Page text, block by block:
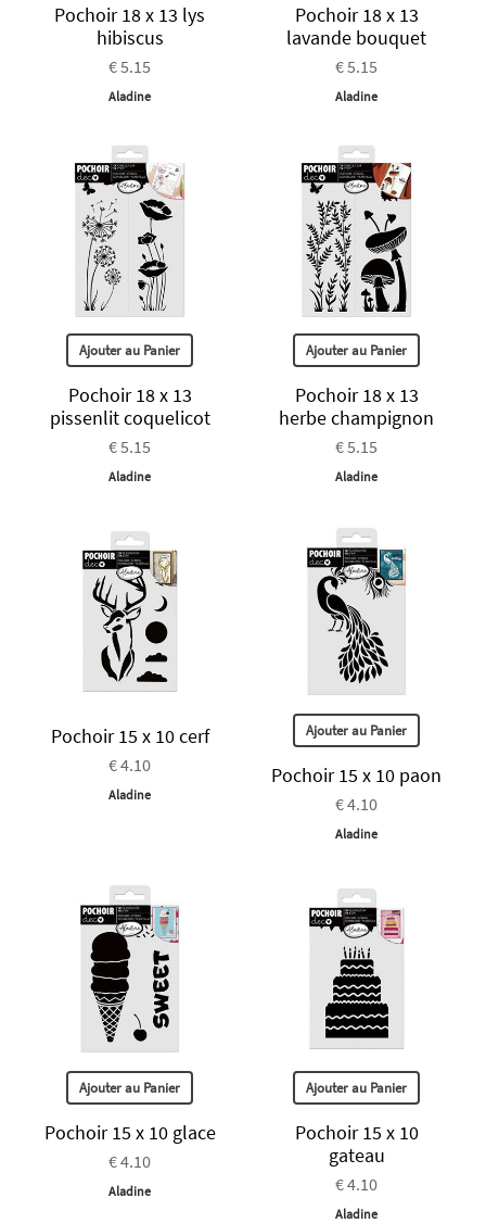
Pochoir 18 x 13 lys
hibiscus
€ 5.15
Aladine
Pochoir 18 x 13
lavande bouquet
€ 5.15
Aladine
Ajouter au Panier
Pochoir 18 x 13
pissenlit coquelicot
€ 5.15
Aladine
Ajouter au Panier
Pochoir 18 x 13
herbe champignon
€ 5.15
Aladine
Pochoir 15 x 10 cerf
€ 4.10
Aladine
Ajouter au Panier
Pochoir 15 x 10 paon
€ 4.10
Aladine
Ajouter au Panier
Pochoir 15 x 10 glace
€ 4.10
Aladine
Ajouter au Panier
Pochoir 15 x 10
gateau
€ 4.10
Aladine